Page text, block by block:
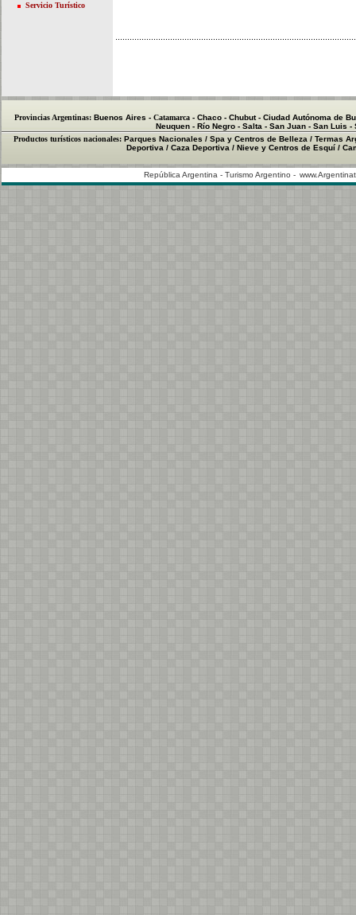
Servicio Turístico
Provincias Argentinas: Buenos Aires- Catamarca- Chaco- Chubut- Ciudad Autónoma de
Neuquen - Río Negro - Salta - San Juan - San Luis -
Productos turísticos nacionales: Parques Nacionales / Spa y Centros de Belleza / Termas
Deportiva / Caza Deportiva / Nieve y Centros de Esquí /
República Argentina - Turismo Argentino -